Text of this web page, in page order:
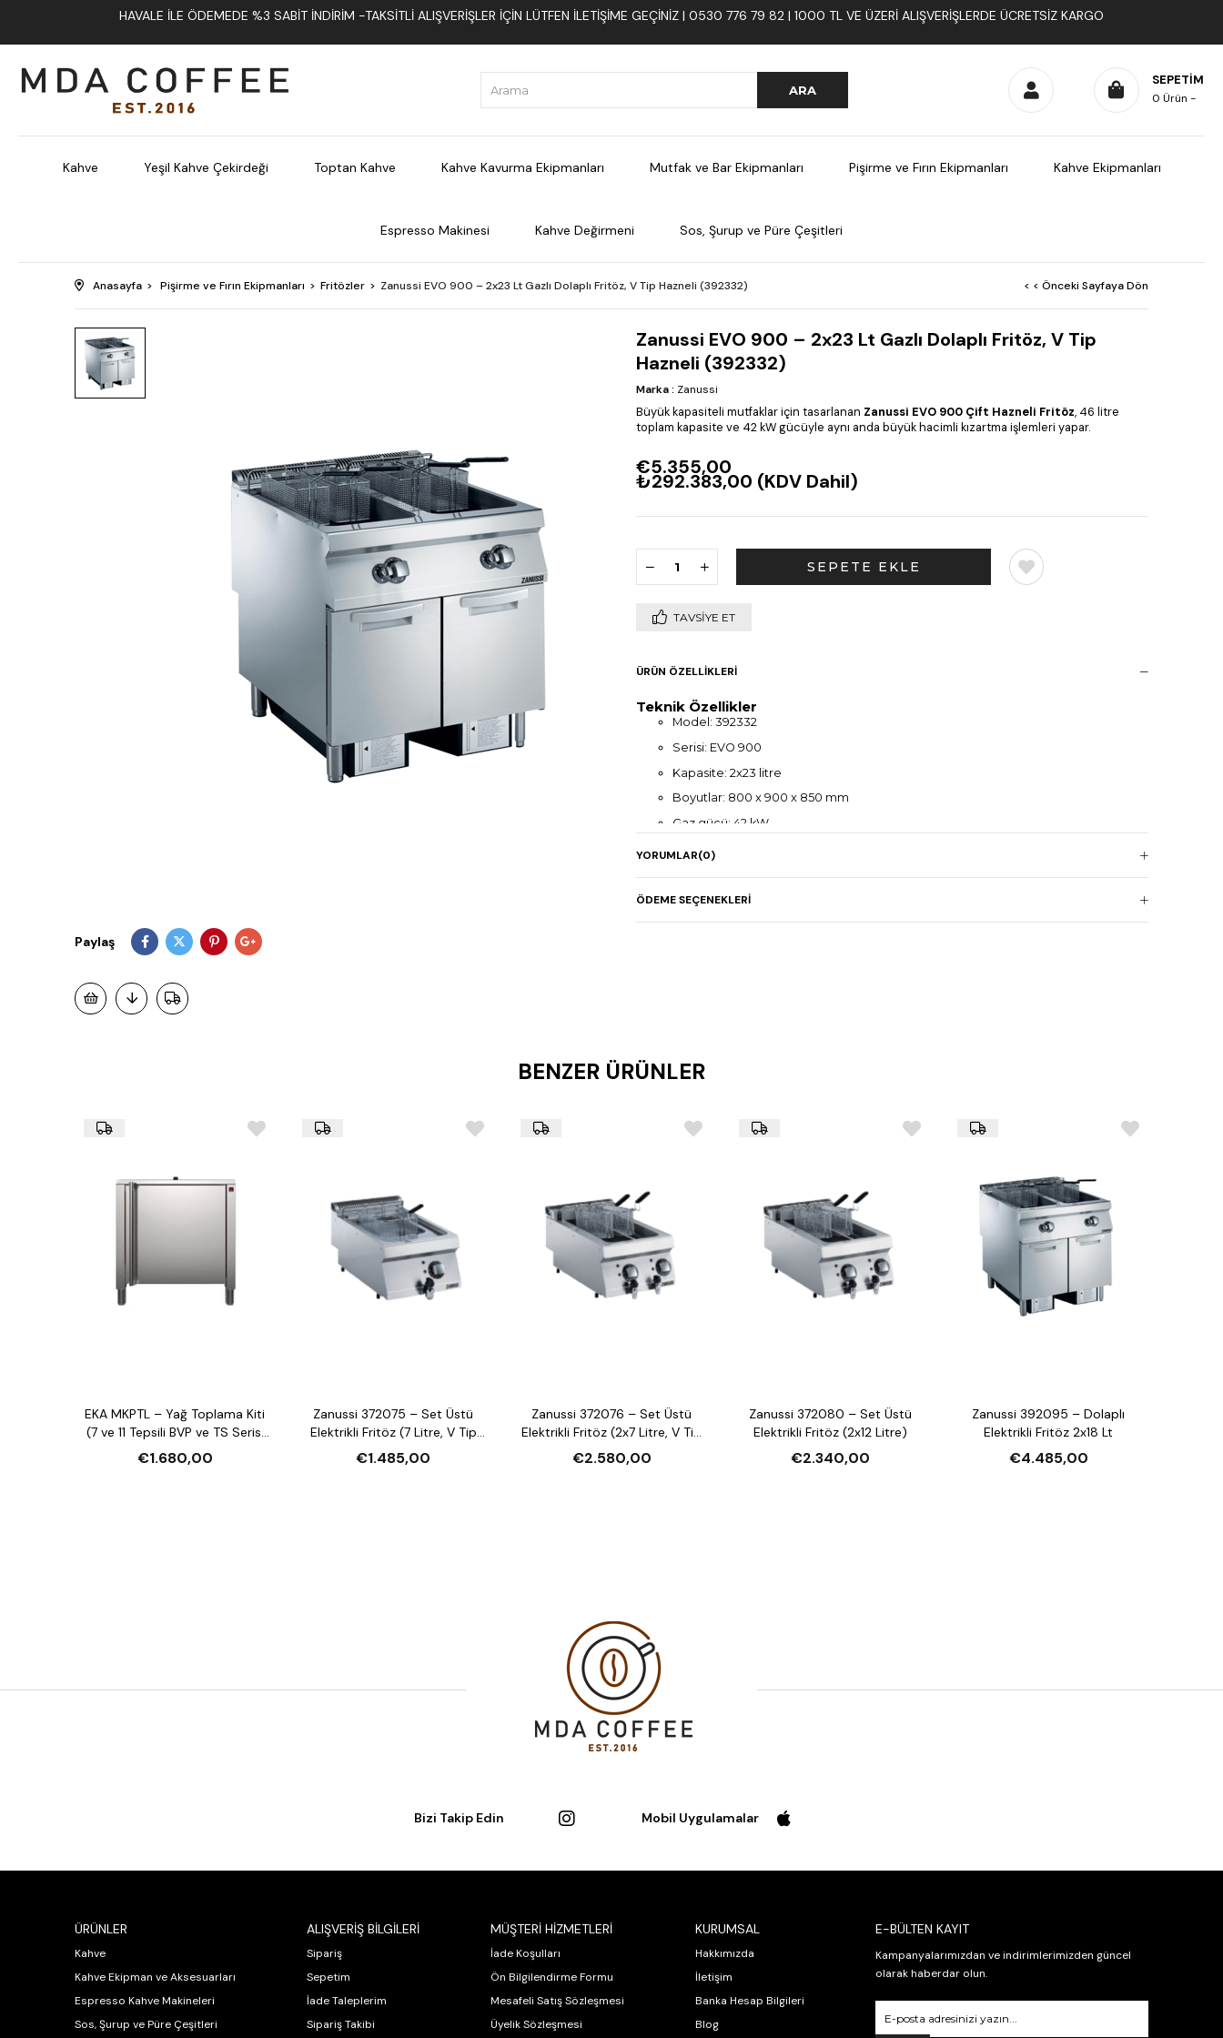
HAVALE İLE ÖDEMEDE %3 SABIT İNDIRIM -TAKSITLI ALIŞVERIŞLER İÇIN LÜTFEN ILETIŞIME GEÇINIZ | 0530 776 79 82 | 1000 TL VE ÜZERI ALIŞVERIŞLERDE ÜCRETSIZ KARGO
SEPETIM
0 Ürün
Kahve Yeşil Kahve Çekirdeği Toptan Kahve Kahve Kavurma Ekipmanları Mutfak ve Bar Ekipmanları Pişirme ve Fırın Ekipmanları Kahve Ekipmanları
Espresso Makinesi Kahve Değirmeni Sos, Şurup ve Püre Çeşitleri
Anasayfa Pişirme ve Fırın Ekipmanları Fritözler Zanussi EVO 900 – 2x23 Lt Gazlı Dolaplı Fritöz, V Tip Hazneli (392332) < < Önceki Sayfaya Dön
Paylaş
Zanussi EVO 900 – 2x23 Lt Gazlı Dolaplı Fritöz, V Tip
Hazneli (392332)
Marka: Zanussi
Büyük kapasiteli mutfaklar için tasarlanan Zanussi EVO 900 Çift Hazneli Fritöz, 46 litre
toplam kapasite ve 42 kW gücüyle aynı anda büyük hacimli kızartma işlemleri yapar.
€5.355,00
₺292.383,00 (KDV Dahil)
TAVSIYE ET
ÜRÜN ÖZELLIKLERI
Teknik Özellikler
Model: 392332
Serisi: EVO 900
Kapasite: 2x23 litre
Boyutlar: 800 x 900 x 850 mm
Gaz gücü: 42 kW
Elektrik gücü: -
YORUMLAR(0)
ÖDEME SEÇENEKLERI
BENZER ÜRÜNLER
EKA MKPTL – Yağ Toplama Kiti
(7 ve 11 Tepsili BVP ve TS Serisi
Fırınlar İçin)
€1.680,00
Zanussi 372075 – Set Üstü
Elektrikli Fritöz (7 Litre, V Tip
Hazneli)
€1.485,00
Zanussi 372076 – Set Üstü
Elektrikli Fritöz (2x7 Litre, V Tip
Hazneli)
€2.580,00
Zanussi 372080 – Set Üstü
Elektrikli Fritöz (2x12 Litre)
€2.340,00
Zanussi 392095 – Dolaplı
Elektrikli Fritöz 2x18 Lt
€4.485,00
Bizi Takip Edin Mobil Uygulamalar
ÜRÜNLER
Kahve
Kahve Ekipman ve Aksesuarları
Espresso Kahve Makineleri
Sos, Şurup ve Püre Çeşitleri
ALIŞVERİŞ BİLGİLERİ
Sipariş
Sepetim
İade Taleplerim
Sipariş Takibi
MÜŞTERİ HİZMETLERİ
İade Koşulları
Ön Bilgilendirme Formu
Mesafeli Satış Sözleşmesi
Üyelik Sözleşmesi
KURUMSAL
Hakkımızda
İletişim
Banka Hesap Bilgileri
Blog
E-BÜLTEN KAYIT
Kampanyalarımızdan ve indirimlerimizden güncel
olarak haberdar olun.